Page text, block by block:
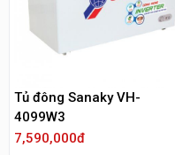
Tủ đông Sanaky VH-
4099W3
7,590,000đ